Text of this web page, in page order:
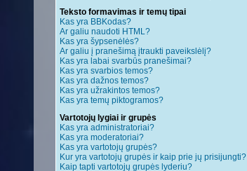
Teksto formavimas ir temų tipai
Kas yra BBKodas?
Ar galiu naudoti HTML?
Kas yra šypsenėlės?
Ar galiu į pranešimą įtraukti paveikslėlį?
Kas yra labai svarbūs pranešimai?
Kas yra svarbios temos?
Kas yra dažnos temos?
Kas yra užrakintos temos?
Kas yra temų piktogramos?
Vartotojų lygiai ir grupės
Kas yra administratoriai?
Kas yra moderatoriai?
Kas yra vartotojų grupės?
Kur yra vartotojų grupės ir kaip prie jų prisijungti?
Kaip tapti vartotojų grupės lyderiu?